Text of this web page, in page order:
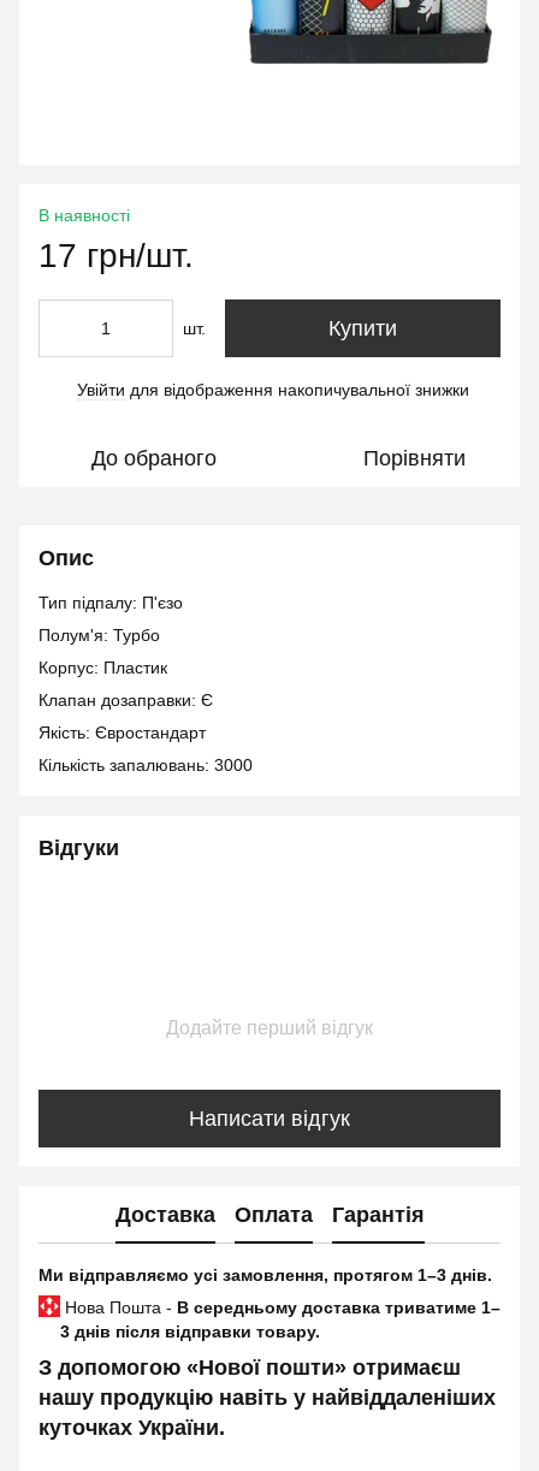
В наявності
17 грн/шт.
шт. Купити
Увійти для відображення накопичувальної знижки
До обраного Порівняти
Опис
Тип підпалу: П'єзо
Полум'я: Турбо
Корпус: Пластик
Клапан дозаправки: Є
Якість: Євростандарт
Кількість запалювань: 3000
Відгуки
Додайте перший відгук
Написати відгук
Доставка Оплата Гарантія
Ми відправляємо усі замовлення, протягом 1–3 днів.
Нова Пошта - В середньому доставка триватиме 1–
3 днів після відправки товару.
З допомогою «Нової пошти» отримаєш
нашу продукцію навіть у найвіддаленіших
куточках України.